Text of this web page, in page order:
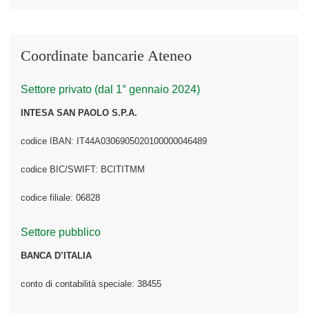
Coordinate bancarie Ateneo
Settore privato (dal 1° gennaio 2024)
INTESA SAN PAOLO S.P.A.
codice IBAN: IT44A0306905020100000046489
codice BIC/SWIFT: BCITITMM
codice filiale: 06828
Settore pubblico
BANCA D’ITALIA
conto di contabilità speciale: 38455